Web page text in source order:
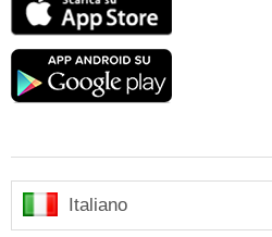
Google
Italiano